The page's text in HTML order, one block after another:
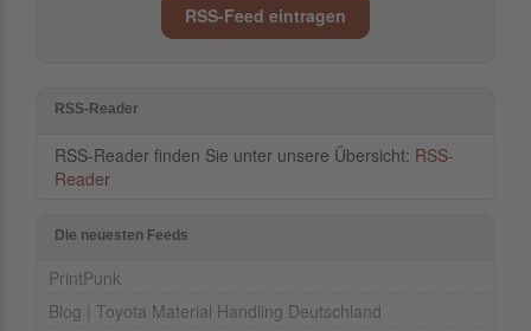
RSS-Feed eintragen
RSS-Reader
RSS-Reader finden Sie unter unsere Übersicht: RSS-
Reader
Die neuesten Feeds
PrintPunk
Blog | Toyota Material Handling Deutschland